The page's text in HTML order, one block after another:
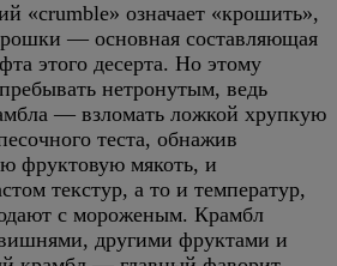
«crumble» означает «крошить»,
— основная составляющая
этого десерта. Но этому
нетронутым, ведь
— взломать ложкой хрупкую
теста, обнажив
фруктовую мякоть, и
текстур, а то и температур,
с мороженым. Крамбл
другими фруктами и